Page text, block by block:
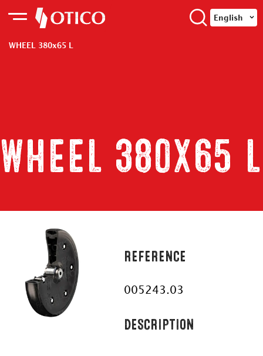
English
WHEEL 380x65 L
WHEEL 380x65 L
REFERENCE
005243.03
DESCRIPTION